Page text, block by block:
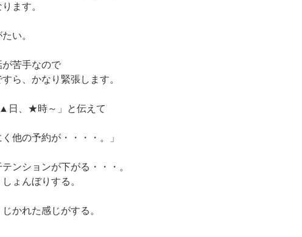
ます。
い。
苦手なので
ら、かなり緊張します。
日、★時～」と伝えて
く他の予約が・・・・。」
ンションが下がる・・・。
ょんぼりする。
かれた感じがする。